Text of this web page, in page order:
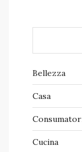
Bellezza
Casa
Cucina